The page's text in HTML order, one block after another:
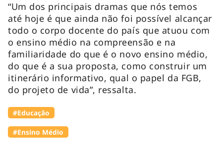
“Um dos principais dramas que nós temos
até hoje é que ainda não foi possível alcançar
todo o corpo docente do país que atuou com
o ensino médio na compreensão e na
familiaridade do que é o novo ensino médio,
do que é a sua proposta, como construir um
itinerário informativo, qual o papel da FGB,
do projeto de vida”, ressalta.
#Educação
#Ensino Médio